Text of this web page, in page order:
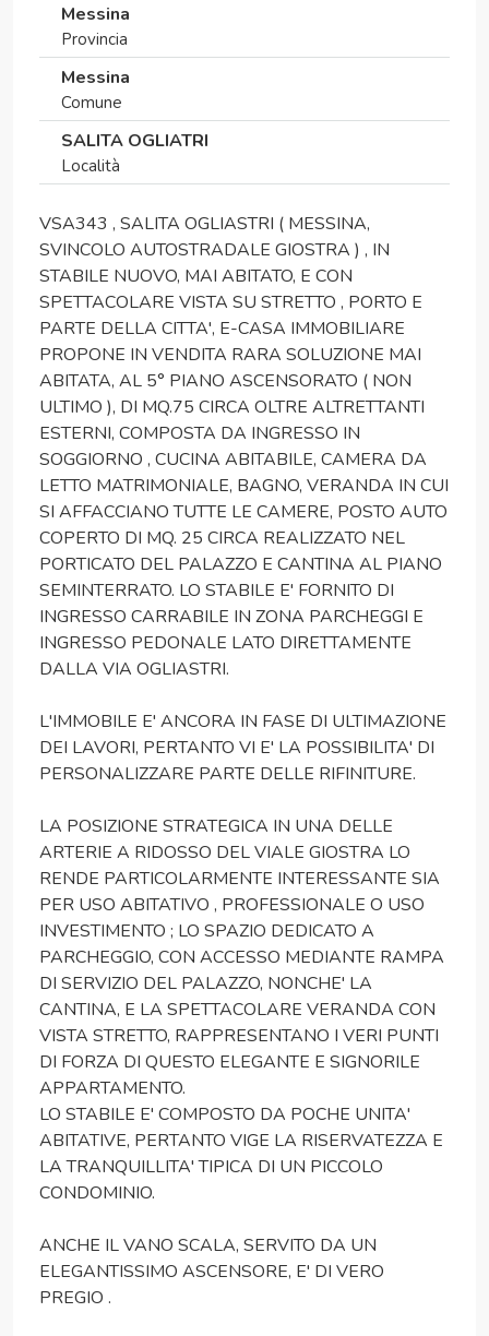
Messina
Provincia
Messina
Comune
SALITA OGLIATRI
Località
VSA343 , SALITA OGLIASTRI ( MESSINA,
SVINCOLO AUTOSTRADALE GIOSTRA ) , IN
STABILE NUOVO, MAI ABITATO, E CON
SPETTACOLARE VISTA SU STRETTO , PORTO E
PARTE DELLA CITTA', E-CASA IMMOBILIARE
PROPONE IN VENDITA RARA SOLUZIONE MAI
ABITATA, AL 5° PIANO ASCENSORATO ( NON
ULTIMO ), DI MQ.75 CIRCA OLTRE ALTRETTANTI
ESTERNI, COMPOSTA DA INGRESSO IN
SOGGIORNO , CUCINA ABITABILE, CAMERA DA
LETTO MATRIMONIALE, BAGNO, VERANDA IN CUI
SI AFFACCIANO TUTTE LE CAMERE, POSTO AUTO
COPERTO DI MQ. 25 CIRCA REALIZZATO NEL
PORTICATO DEL PALAZZO E CANTINA AL PIANO
SEMINTERRATO. LO STABILE E' FORNITO DI
INGRESSO CARRABILE IN ZONA PARCHEGGI E
INGRESSO PEDONALE LATO DIRETTAMENTE
DALLA VIA OGLIASTRI.
L'IMMOBILE E' ANCORA IN FASE DI ULTIMAZIONE
DEI LAVORI, PERTANTO VI E' LA POSSIBILITA' DI
PERSONALIZZARE PARTE DELLE RIFINITURE.
LA POSIZIONE STRATEGICA IN UNA DELLE
ARTERIE A RIDOSSO DEL VIALE GIOSTRA LO
RENDE PARTICOLARMENTE INTERESSANTE SIA
PER USO ABITATIVO , PROFESSIONALE O USO
INVESTIMENTO ; LO SPAZIO DEDICATO A
PARCHEGGIO, CON ACCESSO MEDIANTE RAMPA
DI SERVIZIO DEL PALAZZO, NONCHE' LA
CANTINA, E LA SPETTACOLARE VERANDA CON
VISTA STRETTO, RAPPRESENTANO I VERI PUNTI
DI FORZA DI QUESTO ELEGANTE E SIGNORILE
APPARTAMENTO.
LO STABILE E' COMPOSTO DA POCHE UNITA'
ABITATIVE, PERTANTO VIGE LA RISERVATEZZA E
LA TRANQUILLITA' TIPICA DI UN PICCOLO
CONDOMINIO.
ANCHE IL VANO SCALA, SERVITO DA UN
ELEGANTISSIMO ASCENSORE, E' DI VERO
PREGIO .